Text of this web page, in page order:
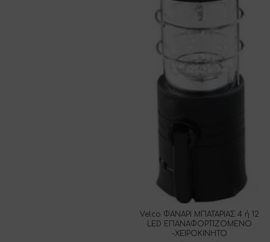
Velco ΦΑΝΑΡΙ ΜΠΑΤΑΡΙΑΣ 4 ή 12
LED ΕΠΑΝΑΦΟΡΤΙΖΟΜΕΝΟ
-ΧΕΙΡΟΚΙΝΗΤΟ